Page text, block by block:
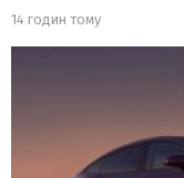
14 годин тому